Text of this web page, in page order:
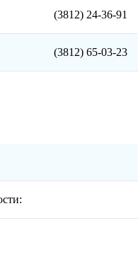
(3812) 24-36-91
(3812) 65-03-23